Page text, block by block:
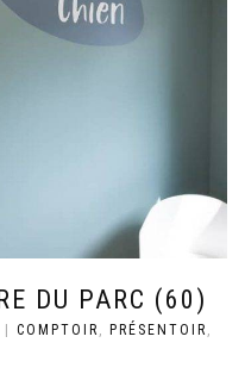
DU PARC (60)
| COMPTOIR PRÉSENTOIR